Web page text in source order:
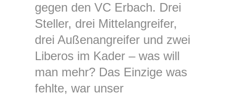
gegen den VC Erbach. Drei
Steller, drei Mittelangreifer,
drei Außenangreifer und zwei
Liberos im Kader – was will
man mehr? Das Einzige was
fehlte, war unser